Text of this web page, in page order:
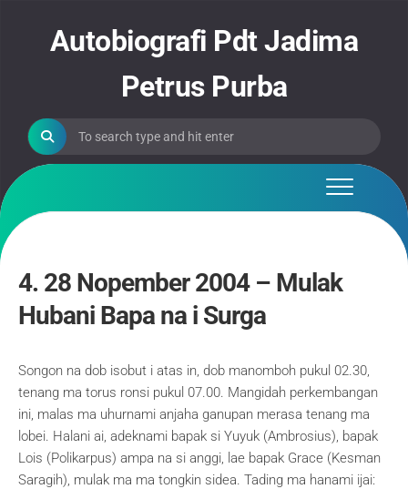
Autobiografi Pdt Jadima
Petrus Purba
4. 28 Nopember 2004 – Mulak
Hubani Bapa na i Surga
Songon na dob isobut i atas in, dob manomboh pukul 02.30,
tenang ma torus ronsi pukul 07.00. Mangidah perkembangan
ini, malas ma uhurnami anjaha ganupan merasa tenang ma
lobei. Halani ai, adeknami bapak si Yuyuk (Ambrosius), bapak
Lois (Polikarpus) ampa na si anggi, lae bapak Grace (Kesman
Saragih), mulak ma ma tongkin sidea. Tading ma hanami ijai: